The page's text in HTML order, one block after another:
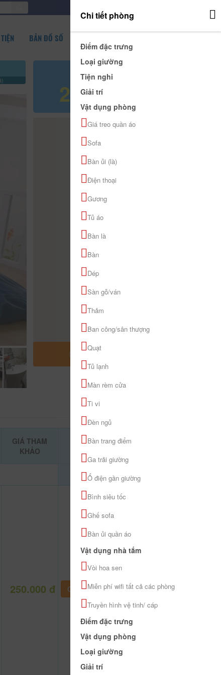
BẢN ĐỒ SỐ
250.000 đ
MỞ RỘNG BẢN ĐỒ
GIÁ THAM
KHẢO
ĐẶT PHÒNG
250.000 đ CHƯA KHAI BÁO PHÒNG
Chi tiết phòng
Điểm đặc trưng
Loại giường
Tiện nghi
Giải trí
Vật dụng phòng
Giá treo quần áo
Sofa
Bàn ủi (là)
Điện thoại
Gương
Tủ áo
Bàn là
Bàn
Dép
Sàn gỗ/ván
Thảm
Ban công/sân thượng
Quạt
Tủ lạnh
Màn rèm cửa
Ti vi
Đèn ngủ
Bàn trang điểm
Ga trải giường
Ổ điện gần giường
Bình siêu tốc
Ghế sofa
Bàn ủi quần áo
Vật dụng nhà tắm
Vòi hoa sen
Miễn phí wifi tất cả các phòng
Truyền hình vệ tinh/ cáp
Điểm đặc trưng
Vật dụng phòng
Loại giường
Giải trí